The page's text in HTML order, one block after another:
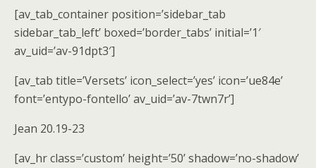
[av_tab_container position=’sidebar_tab
sidebar_tab_left’ boxed=’border_tabs’ initial=’1′
av_uid=’av-91dpt3′]
[av_tab title=’Versets’ icon_select=’yes’ icon=’ue84e’
font=’entypo-fontello’ av_uid=’av-7twn7r’]
Jean 20.19-23
[av_hr class=’custom’ height=’50’ shadow=’no-shadow’